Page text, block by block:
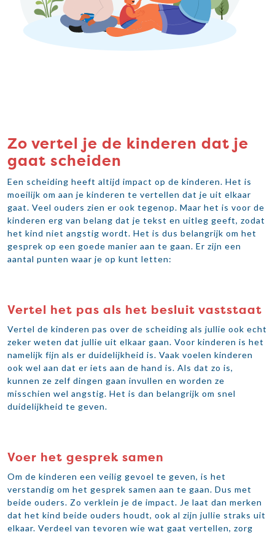
Zo vertel je de kinderen dat je
gaat scheiden
Een scheiding heeft altijd impact op de kinderen. Het is
moeilijk om aan je kinderen te vertellen dat je uit elkaar
gaat. Veel ouders zien er ook tegenop. Maar het is voor de
kinderen erg van belang dat je tekst en uitleg geeft, zodat
het kind niet angstig wordt. Het is dus belangrijk om het
gesprek op een goede manier aan te gaan. Er zijn een
aantal punten waar je op kunt letten:
Vertel het pas als het besluit vaststaat
Vertel de kinderen pas over de scheiding als jullie ook echt
zeker weten dat jullie uit elkaar gaan. Voor kinderen is het
namelijk fijn als er duidelijkheid is. Vaak voelen kinderen
ook wel aan dat er iets aan de hand is. Als dat zo is,
kunnen ze zelf dingen gaan invullen en worden ze
misschien wel angstig. Het is dan belangrijk om snel
duidelijkheid te geven.
Voer het gesprek samen
Om de kinderen een veilig gevoel te geven, is het
verstandig om het gesprek samen aan te gaan. Dus met
beide ouders. Zo verklein je de impact. Je laat dan merken
dat het kind beide ouders houdt, ook al zijn jullie straks uit
elkaar. Verdeel van tevoren wie wat gaat vertellen, zorg